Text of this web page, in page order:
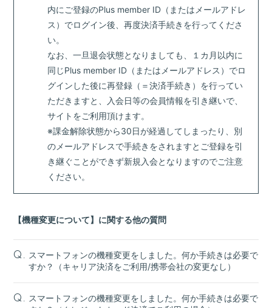
会員登録 ログイン
内にご登録のPlus member ID（またはメールアドレ
ス）でログイン後、再度決済手続きを行ってくださ
い。
なお、一旦退会状態となりましても、１カ月以内に
同じPlus member ID（またはメールアドレス）でロ
グインした後に再登録（＝決済手続き）を行ってい
ただきますと、入会日等の会員情報を引き継いで、
サイトをご利用頂けます。
※課金解除状態から30日が経過してしまったり、別
のメールアドレスで手続きをされますとご登録を引
き継ぐことができず新規入会となりますのでご注意
ください。
【機種変更について】に関する他の質問
Q. スマートフォンの機種変更をしました。何か手続きは必要で
すか？（キャリア決済をご利用/携帯会社の変更なし）
Q. スマートフォンの機種変更をしました。何か手続きは必要で